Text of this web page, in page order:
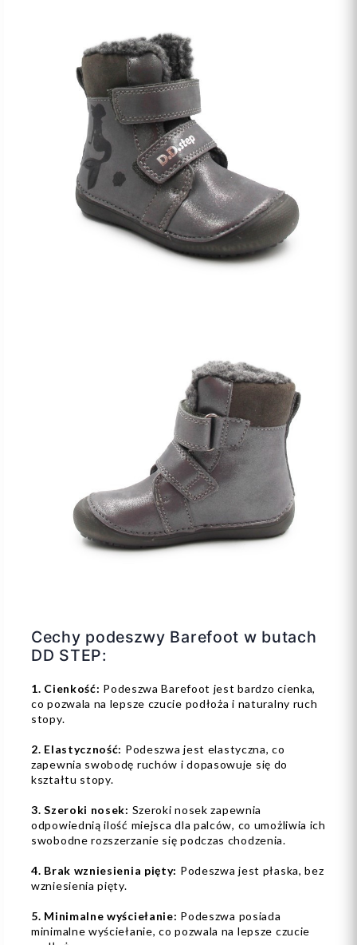
Cechy podeszwy Barefoot w butach
DD STEP:
1. Cienkość: Podeszwa Barefoot jest bardzo cienka,
co pozwala na lepsze czucie podłoża i naturalny ruch
stopy.
2. Elastyczność: Podeszwa jest elastyczna, co
zapewnia swobodę ruchów i dopasowuje się do
kształtu stopy.
3. Szeroki nosek: Szeroki nosek zapewnia
odpowiednią ilość miejsca dla palców, co umożliwia ich
swobodne rozszerzanie się podczas chodzenia.
4. Brak wzniesienia pięty: Podeszwa jest płaska, bez
wzniesienia pięty.
5. Minimalne wyściełanie: Podeszwa posiada
minimalne wyściełanie, co pozwala na lepsze czucie